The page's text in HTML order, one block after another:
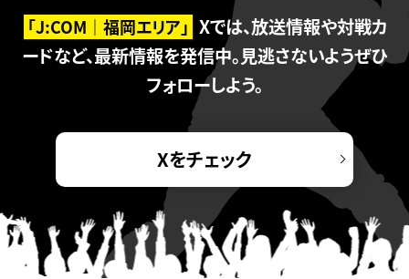
「J:COM｜福岡エリア」 Xでは、放送情報や対戦カ
ードなど、最新情報を発信中。見逃さないようぜひ
フォローしよう。
Xをチェック